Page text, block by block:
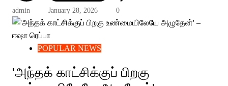
admin January 28, 2026 0
POPULAR NEWS
'அந்தக் காட்சிக்குப் பிறகு